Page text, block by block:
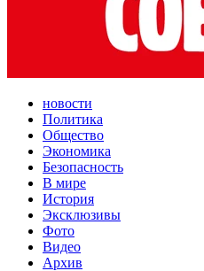
новости
Политика
Общество
Экономика
Безопасность
В мире
История
Эксклюзивы
Фото
Видео
Архив